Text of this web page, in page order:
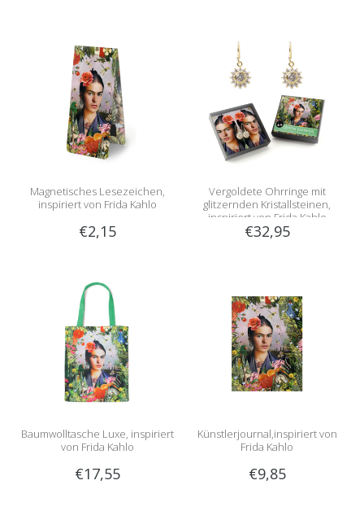
Magnetisches Lesezeichen,
inspiriert von Frida Kahlo
€2,15
Vergoldete Ohrringe mit
glitzernden Kristallsteinen,
inspiriert von Frida Kahlo
€32,95
Baumwolltasche Luxe, inspiriert
von Frida Kahlo
€17,55
Künstlerjournal,inspiriert von
Frida Kahlo
€9,85